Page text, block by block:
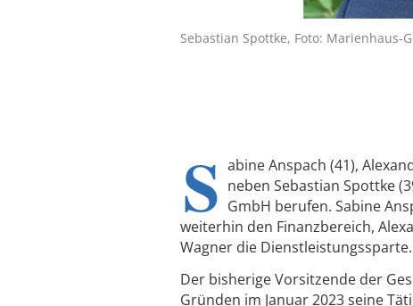
Sebastian Spottke, Foto: Marienhaus-
S abine Anspach (41),
neben Sebastian Spottke
GmbH berufen. Sabine
weiterhin den Finanzbereich,
Wagner die Dienstleistungssparte.
Der bisherige Vorsitzende der
Gründen im Januar 2023 seine